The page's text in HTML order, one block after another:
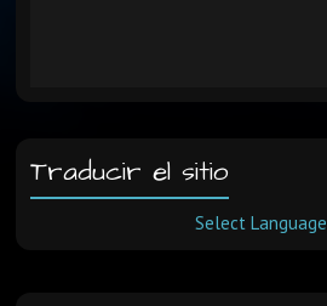
Traducir el sitio
Select Language